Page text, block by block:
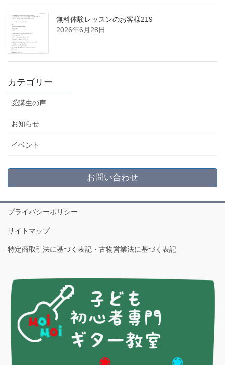
無料体験レッスンのお客様219
2026年6月28日
カテゴリー
受講生の声
お知らせ
イベント
お問い合わせ
プライバシーポリシー
サイトマップ
特定商取引法に基づく表記・古物営業法に基づく表記